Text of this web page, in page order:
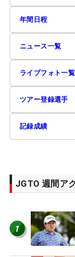
年間日程
ニュース一覧
ライブフォト一覧
ツアー登録選手
記録成績
JGTO 週間ア
1